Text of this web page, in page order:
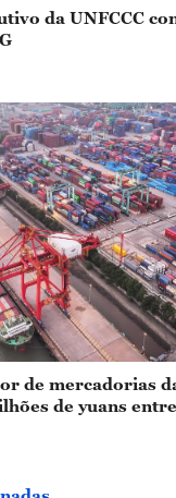
da UNFCCC
de mercadorias
de yuans